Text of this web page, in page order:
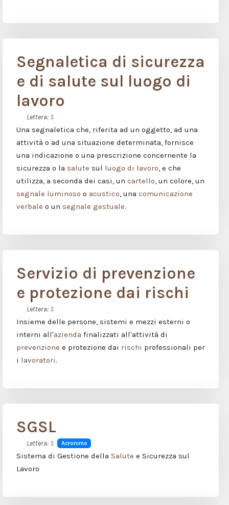
Segnaletica di sicurezza
e di salute sul luogo di
lavoro
Lettera: S
Una segnaletica che, riferita ad un oggetto, ad una
attività o ad una situazione determinata, fornisce
una indicazione o una prescrizione concernente la
sicurezza o la salute sul luogo di lavoro, e che
utilizza, a seconda dei casi, un cartello, un colore, un
segnale luminoso o acustico, una comunicazione
verbale o un segnale gestuale.
Servizio di prevenzione
e protezione dai rischi
Lettera: S
Insieme delle persone, sistemi e mezzi esterni o
interni all'azienda finalizzati all'attività di
prevenzione e protezione dai rischi professionali per
i lavoratori.
SGSL
Lettera: S Acronimo
Sistema di Gestione della Salute e Sicurezza sul
Lavoro